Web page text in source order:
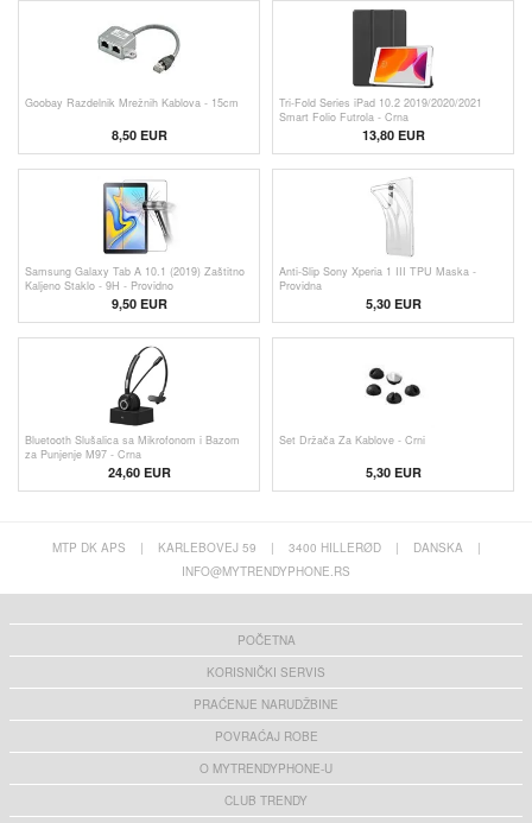
Goobay Razdelnik Mrežnih Kablova - 15cm
8,50 EUR
Tri-Fold Series iPad 10.2 2019/2020/2021
Smart Folio Futrola - Crna
13,80 EUR
Samsung Galaxy Tab A 10.1 (2019) Zaštitno
Kaljeno Staklo - 9H - Providno
9,50 EUR
Anti-Slip Sony Xperia 1 III TPU Maska -
Providna
5,30 EUR
Bluetooth Slušalica sa Mikrofonom i Bazom
za Punjenje M97 - Crna
24,60 EUR
Set Držača Za Kablove - Crni
5,30 EUR
MTP DK APS | KARLEBOVEJ 59 | 3400 HILLERØD | DANSKA
|
INFO@MYTRENDYPHONE.RS
POČETNA
KORISNIČKI SERVIS
PRAĆENJE NARUDŽBINE
POVRAĆAJ ROBE
O MYTRENDYPHONE-U
CLUB TRENDY